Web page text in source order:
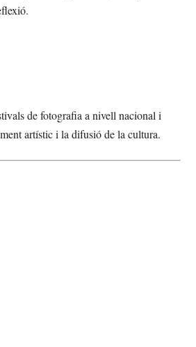
de fotografia a nivell nacional i
artístic i la difusió de la cultura.